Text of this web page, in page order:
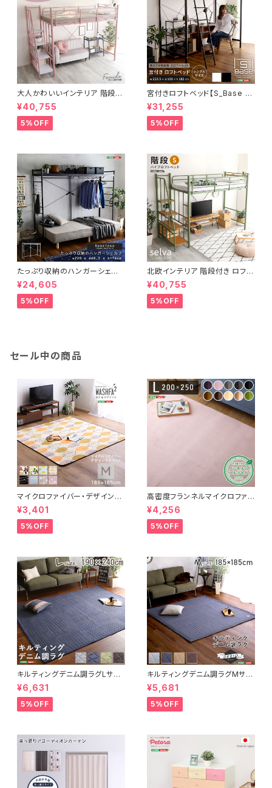
大人かわいいインテリア 階段付
き ロフトベッド【Formida-フォ
ミダー-】 OKHT70-95
¥40,755
5%OFF
宮付きロフトベッド【S_Base -
エスベ-ス-】 HT70-129
¥31,255
5%OFF
たっぷり収納のハンガーシェルフ
【Spazioso-スパジオーソ-】H
GS-004
¥24,605
5%OFF
北欧インテリア 階段付き ロフト
ベッド【selva-セルヴァ-】 HOH
T70-95
¥40,755
5%OFF
セール中の商品
マイクロファイバー・デザインラ
グマットMサイズ（185×185cm）
洗えるラグマット 【WASHFA2】
FRG-D2-M
¥3,401
5%OFF
高密度フランネルマイクロファイ
バー・ラグマットLサイズ（200×2
50cm）洗えるラグマット｜ナル
トレア
¥4,256
5%OFF
キルティングデニム調ラグLサイ
ズ(190x240cm)オールシーズ
ン、滑り止め付き、手洗い対応【D
erid-デリッド-】 DRG-L
¥6,631
5%OFF
キルティングデニム調ラグMサイ
ズ(185x185cm)オールシーズ
ン、滑り止め付き、手洗い対応【D
erid-デリッド-】 DRG-M
¥5,681
5%OFF